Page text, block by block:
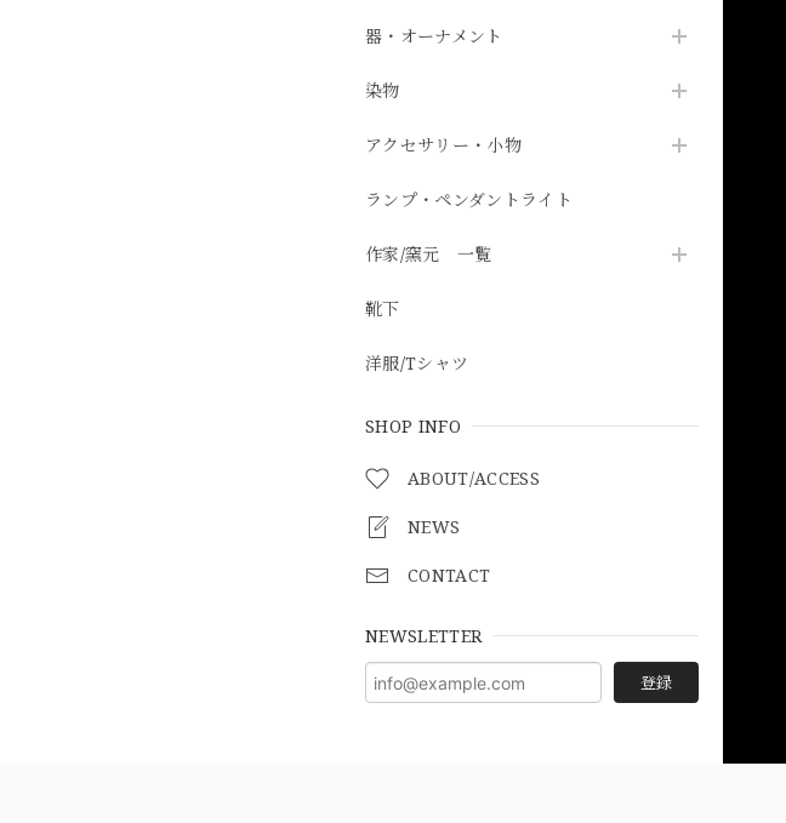
器・オーナメント
染物
アクセサリー・小物
ランプ・ペンダントライト
作家/窯元 一覧
靴下
洋服/Tシャツ
SHOP INFO
ABOUT/ACCESS
NEWS
CONTACT
NEWSLETTER
登録